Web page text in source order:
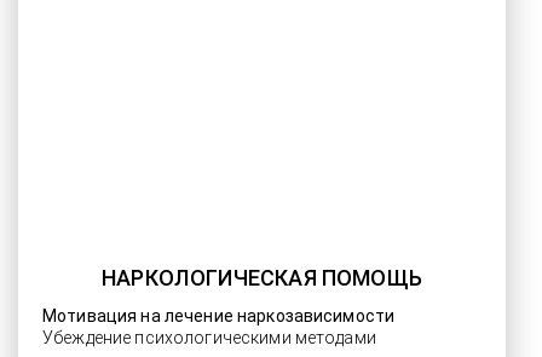
НАРКОЛОГИЧЕСКАЯ ПОМОЩЬ
Мотивация на лечение наркозависимости
Убеждение психологическими методами